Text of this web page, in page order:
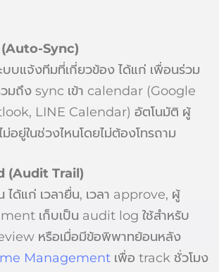
Sync)
บบแจ้งทีมที่เกี่ยวข้อง ได้แก่ เพื่อนร่วม
มถึง sync เข้า calendar (Google
LINE Calendar) อัตโนมัติ ผู้
ม่อยู่ในช่วงไหนโดยไม่ต้องโทรถาม
(Audit Trail)
ด้แก่ เวลายื่น, เวลา approve, ผู้
เก็บเป็น audit log ใช้สำหรับ
หรือเมื่อมีข้อพิพาทย้อนหลัง
Management เพื่อ track ชั่วโมง